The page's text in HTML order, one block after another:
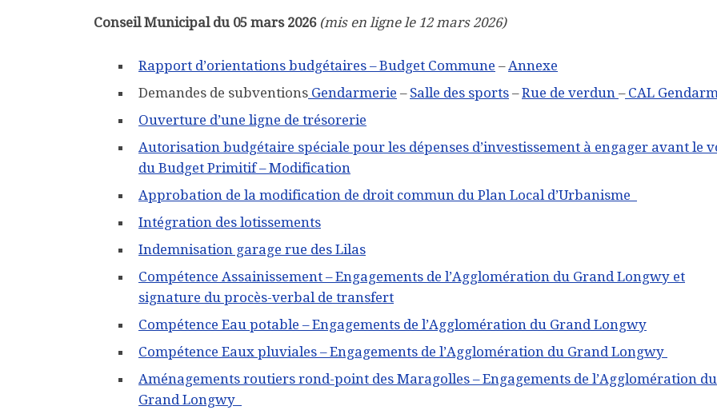
Conseil Municipal du 05 mars 2026 (mis en ligne le 12 mars 2026)
Rapport d’orientations budgétaires – Budget Commune –Annexe
Demandes de subventions Gendarmerie – Salle des sports –Rue de verdun –CAL
Ouverture d’une ligne de trésorerie
Autorisation budgétaire spéciale pour les dépenses d’investissement à engager avant le
du Budget Primitif – Modification
Approbation de la modification de droit commun du Plan Local d’Urbanisme
Intégration des lotissements
Indemnisation garage rue des Lilas
Compétence Assainissement – Engagements de l’Agglomération du Grand Longwy et
signature du procès-verbal de transfert
Compétence Eau potable – Engagements de l’Agglomération du Grand Longwy
Compétence Eaux pluviales – Engagements de l’Agglomération du Grand Longwy
Aménagements routiers rond-point des Maragolles – Engagements de l’Agglomération du
Grand Longwy